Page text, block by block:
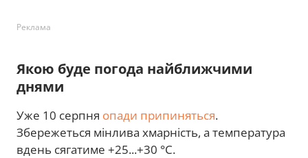
Реклама
Якою буде погода найближчими
днями
Уже 10 серпня опади припиняться.
Збережеться мінлива хмарність, а температура
вдень сягатиме +25...+30 °С.